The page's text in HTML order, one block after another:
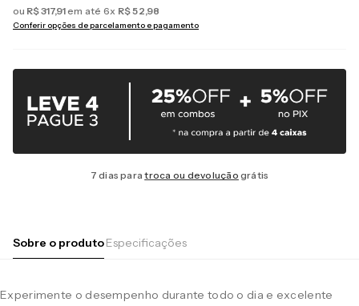
ou R$317,91 em até 6x R$52,98
Conferir opções de parcelamento e pagamento
7 dias paratroca ou devolução grátis
Sobre o produtoEspecificações
Experimente o desempenho durante todo o dia e excelente